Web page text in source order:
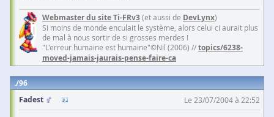
Webmaster du site Ti-FRv3(et aussi de DevLynx)
Si moins de monde enculait le système, alors celui ci aurait plus
de mal à nous sortir de si grosses merdes !
"L'erreur humaine est humaine"©Nil (2006) //topics/6238-
moved-jamais-jaurais-pense-faire-ca
96
Fadest
Le 23/07/2004 à 22:52